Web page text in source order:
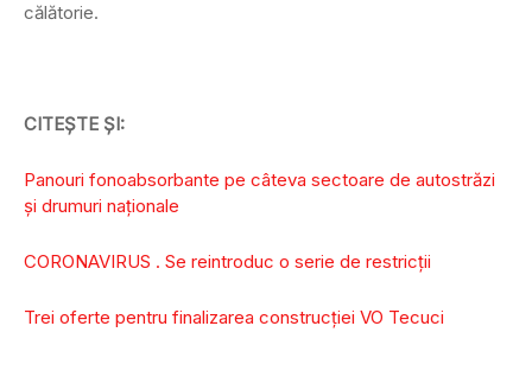
călătorie.
CITEȘTE ȘI:
Panouri fonoabsorbante pe câteva sectoare de autostrăzi
şi drumuri naţionale
CORONAVIRUS . Se reintroduc o serie de restricții
Trei oferte pentru finalizarea construcției VO Tecuci